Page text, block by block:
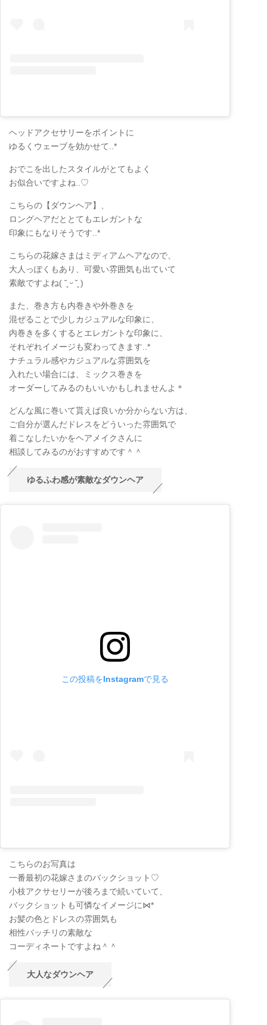
ヘッドアクセサリーをポイントに
ゆるくウェーブを効かせて..*
おでこを出したスタイルがとてもよく
お似合いですよね..♡
こちらの【ダウンヘア】、
ロングヘアだととてもエレガントな
印象にもなりそうです..*
こちらの花嫁さまはミディアムヘアなので、
大人っぽくもあり、可愛い雰囲気も出ていて
素敵ですよね( ˘͈ ᵕ ˘͈ )
また、巻き方も内巻きや外巻きを
混ぜることで少しカジュアルな印象に、
内巻きを多くするとエレガントな印象に、
それぞれイメージも変わってきます..*
ナチュラル感やカジュアルな雰囲気を
入れたい場合には、ミックス巻きを
オーダーしてみるのもいいかもしれませんよ＊
どんな風に巻いて貰えば良いか分からない方は、
ご自分が選んだドレスをどういった雰囲気で
着こなしたいかをヘアメイクさんに
相談してみるのがおすすめです＾＾
ゆるふわ感が素敵なダウンヘア
この投稿をInstagramで見る
こちらのお写真は
一番最初の花嫁さまのバックショット♡
小枝アクサセリーが後ろまで続いていて、
バックショットも可憐なイメージに⋈*
お髪の色とドレスの雰囲気も
相性バッチリの素敵な
コーディネートですよね＾＾
大人なダウンヘア